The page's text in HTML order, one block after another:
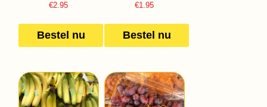
€2.95
Bestel nu
€1.95
Bestel nu